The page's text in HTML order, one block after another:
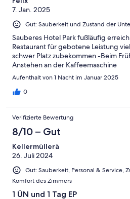
7. Jan. 2025
Gut: Sauberkeit und Zustand der
Sauberes Hotel Park fußläufig
Restaurant für gebotene Leistung
schwer Platz zubekommen -Beim
Anstehen an der Kaffeemaschine
Aufenthalt von 1 Nacht im Januar 2025
0
Verifizierte Bewertung
8/10 – Gut
Kellermüllerä
26. Juli 2024
Gut: Sauberkeit, Personal & Service,
Komfort des Zimmers
1 ÜN und 1 Tag EP